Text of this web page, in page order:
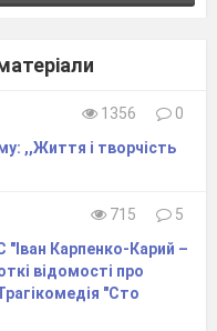
до лелеки –
роду (за поезією
1356
0
,,Життя і творчість
715
5
Карпенко-Карий –
відомості про
"Сто